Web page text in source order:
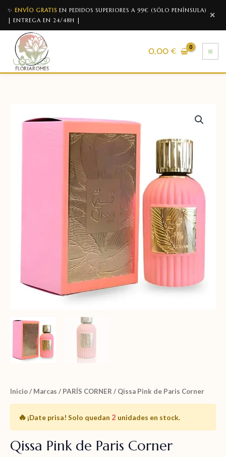
✨ ENVÍO GRATIS EN PEDIDOS SUPERIORES A 99€ (SÓLO PENÍNSULA)
| ENTREGA EN 24/48H |
✕
0,00€
Inicio/ Marcas / PARÍS CORNER / Qissa Pink de Paris Corner
🔥¡Date prisa! Solo quedan 2 unidades en stock.
Qissa Pink de Paris Corner